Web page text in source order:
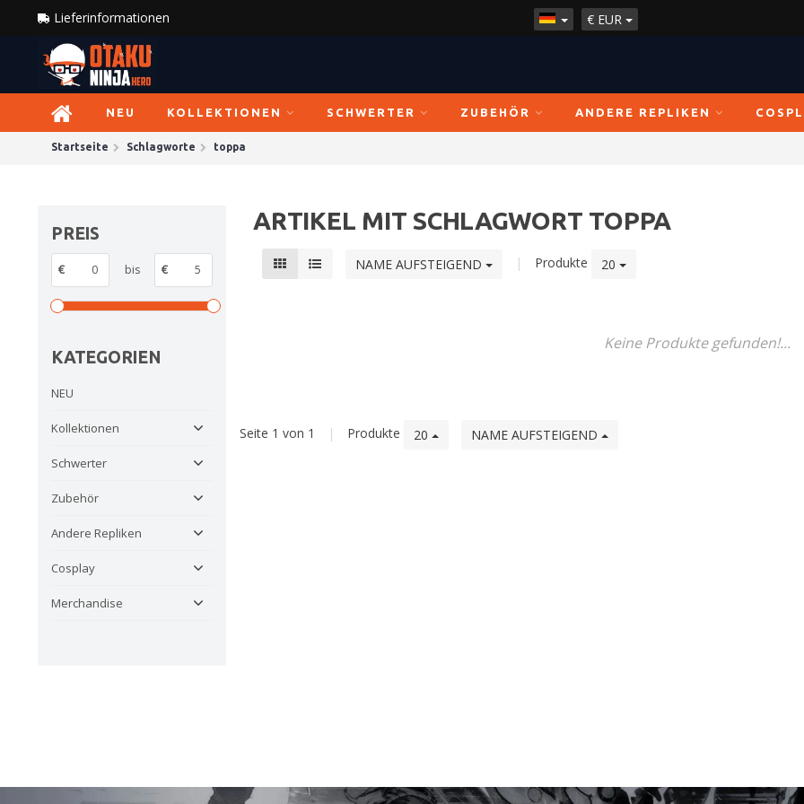
Lieferinformationen € EUR
NEU KOLLEKTIONEN SCHWERTER ZUBEHÖR ANDERE REPLIKEN
Startseite Schlagworte toppa
PREIS
€ bis €
KATEGORIEN
NEU
Kollektionen
Schwerter
Zubehör
Andere Repliken
Cosplay
Merchandise
ARTIKEL MIT SCHLAGWORT TOPPA
NAME AUFSTEIGEND | Produkte 20
Keine Produkte gefunden!...
Seite 1 von 1 | Produkte 20 NAME AUFSTEIGEND